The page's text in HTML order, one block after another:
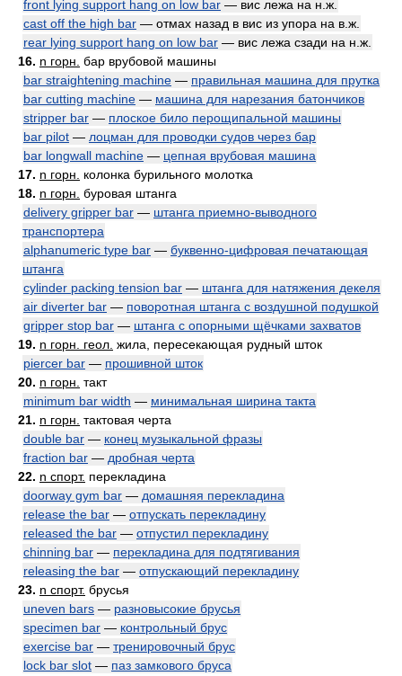
front lying support hang on low bar — вис лежа на н.ж.
cast off the high bar — отмах назад в вис из упора на в.ж.
rear lying support hang on low bar — вис лежа сзади на н.ж.
16. n горн. бар врубовой машины
bar straightening machine — правильная машина для прутка
bar cutting machine — машина для нарезания батончиков
stripper bar — плоское било перощипальной машины
bar pilot — лоцман для проводки судов через бар
bar longwall machine — цепная врубовая машина
17. n горн.
колонка бурильного молотка
18. n горн. буровая штанга
delivery gripper bar — штанга приемно-выводного
транспортера
alphanumeric type bar — буквенно-цифровая печатающая
штанга
cylinder packing tension bar — штанга для натяжения декеля
air diverter bar — поворотная штанга с воздушной подушкой
gripper stop bar — штанга с опорными щёчками захватов
19. n горн. геол. жила, пересекающая рудный шток
piercer bar — прошивной шток
20. n горн. такт
minimum bar width — минимальная ширина такта
21. n горн. тактовая черта
double bar — конец музыкальной фразы
fraction bar — дробная черта
22. n спорт. перекладина
doorway gym bar — домашняя перекладина
release the bar — отпускать перекладину
released the bar — отпустил перекладину
chinning bar — перекладина для подтягивания
releasing the bar — отпускающий перекладину
23. n спорт. брусья
uneven bars — разновысокие брусья
specimen bar — контрольный брус
exercise bar — тренировочный брус
lock bar slot — паз замкового бруса